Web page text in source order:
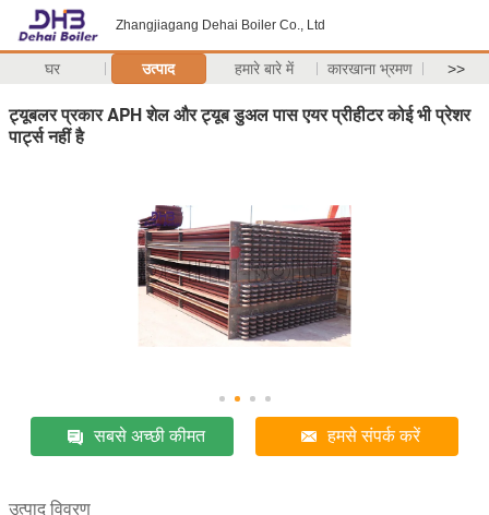
Zhangjiagang Dehai Boiler Co., Ltd
घर उत्पाद हमारे बारे में कारखाना भ्रमण >>
ट्यूबलर प्रकार APH शेल और ट्यूब डुअल पास एयर प्रीहीटर कोई भी प्रेशर
पार्ट्स नहीं है
सबसे अच्छी कीमत हमसे संपर्क करें
उत्पाद विवरण